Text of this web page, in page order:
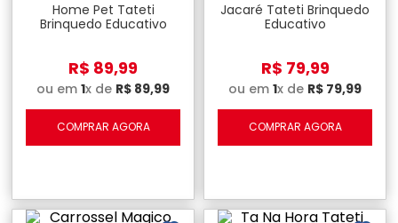
Home Pet Tateti
Brinquedo Educativo
R$ 89,99
ou em 1x de R$ 89,99
COMPRAR AGORA
Jacaré Tateti Brinquedo
Educativo
R$ 79,99
ou em 1x de R$ 79,99
COMPRAR AGORA